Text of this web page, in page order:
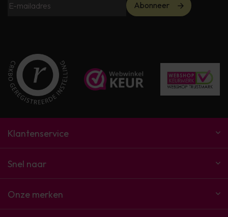
Abonneer
Klantenservice
Snel naar
Onze merken